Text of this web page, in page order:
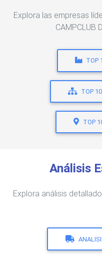
Explora las empresas
CAMPCLUB
TOP
TOP
TOP
Análisis
Explora análisis